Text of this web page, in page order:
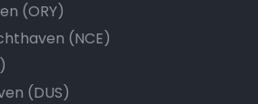
(ORY)
(NCE)
(DUS)